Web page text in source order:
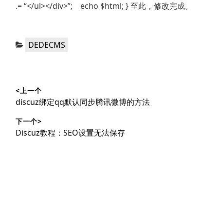
.= “</ul></div>”; echo $html; } 至此，修改完成。
分
DEDECMS
章
导
航
<上一个
上
文
章：
discuz绑定qq默认同步腾讯微博的方法
下一个>
下
Discuz教程：SEO设置无法保存